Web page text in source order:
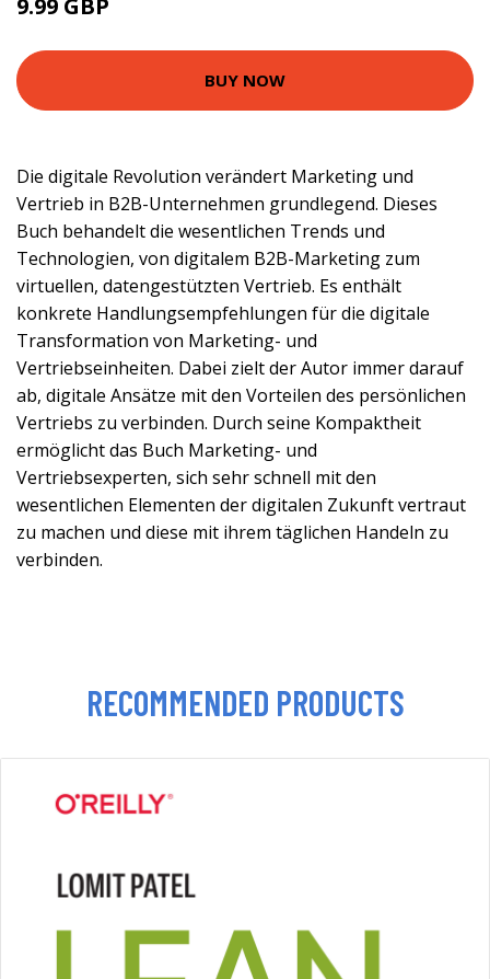
BUY NOW
Die digitale Revolution verändert Marketing und
Vertrieb in B2B-Unternehmen grundlegend. Dieses
Buch behandelt die wesentlichen Trends und
Technologien, von digitalem B2B-Marketing zum
virtuellen, datengestützten Vertrieb. Es enthält
konkrete Handlungsempfehlungen für die digitale
Transformation von Marketing- und
Vertriebseinheiten. Dabei zielt der Autor immer darauf
ab, digitale Ansätze mit den Vorteilen des persönlichen
Vertriebs zu verbinden. Durch seine Kompaktheit
ermöglicht das Buch Marketing- und
Vertriebsexperten, sich sehr schnell mit den
wesentlichen Elementen der digitalen Zukunft vertraut
zu machen und diese mit ihrem täglichen Handeln zu
verbinden.
RECOMMENDED PRODUCTS